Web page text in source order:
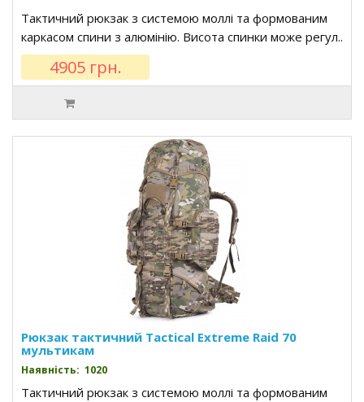
Тактичний рюкзак з системою моллі та формованим
каркасом спини з алюмінію. Висота спинки може регул..
4905 грн.
Рюкзак тактичний Tactical Extreme Raid 70
мультикам
Наявність: 1020
Тактичний рюкзак з системою моллі та формованим